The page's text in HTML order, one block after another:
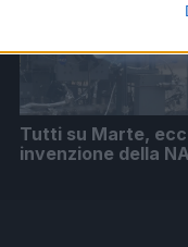
Tutti su Marte,
invenzione della